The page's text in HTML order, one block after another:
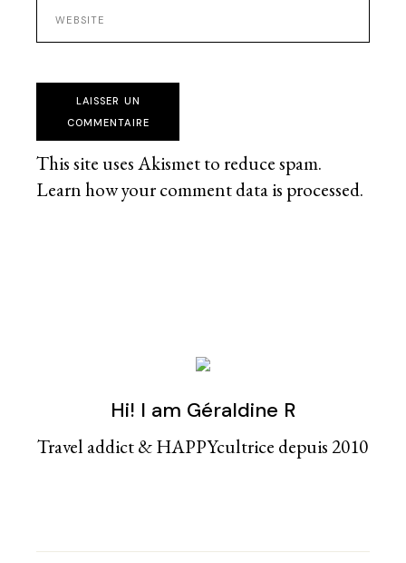
LAISSER UN
COMMENTAIRE
This site uses Akismet to reduce spam.
Learn how your comment data is processed.
Hi! I am Géraldine R
Travel addict & HAPPYcultrice depuis 2010